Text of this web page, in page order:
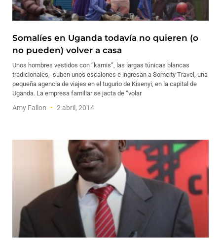
Somalíes en Uganda todavía no quieren (o
no pueden) volver a casa
Unos hombres vestidos con “kamis”, las largas túnicas blancas
tradicionales, suben unos escalones e ingresan a Somcity Travel, una
pequeña agencia de viajes en el tugurio de Kisenyi, en la capital de
Uganda. La empresa familiar se jacta de “volar
Amy Fallon 2 abril, 2014